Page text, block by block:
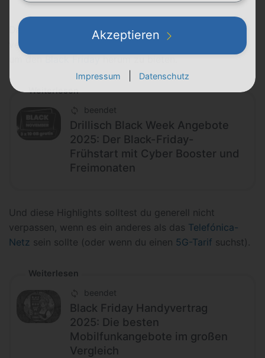
Damit du in der Black Weeknicht den Überblick
verlierst: Folgende Drillisch-Angebote hat die Woche
Weiterlesen
beendet
Drillisch Black Week Angebote
2025: Der Black-Friday-
Frühstart mit Cyber Booster und
Freimonaten
Und diese Highlights solltest du generell nicht
verpassen, wenn es ein anderes als das Telefónica-
Netz sein sollte (oder wenn du einen 5G-Tarif suchst).
Weiterlesen
beendet
Black Friday Handyvertrag
2025: Die besten
Mobilfunkangebote im großen
Vergleich
Akzeptieren
Impressum Datenschutz